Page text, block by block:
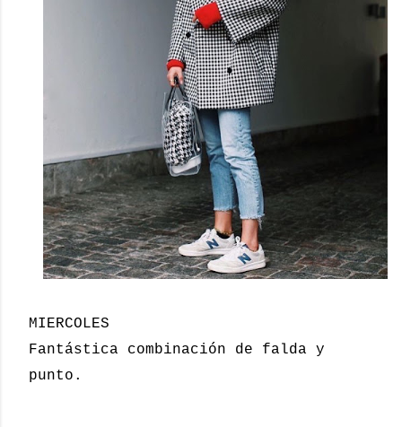
MIERCOLES
Fantástica combinación de falda y
punto.